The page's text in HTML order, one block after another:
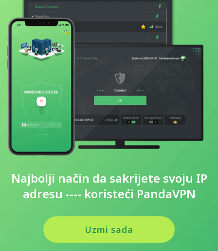
Najbolji način da sakrijete svoju IP
adresu ---- koristeći PandaVPN
Uzmi sada